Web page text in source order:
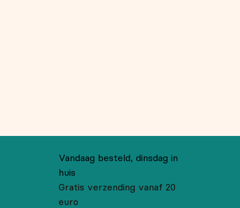
Vandaag besteld, dinsdag in
huis
Gratis verzending vanaf 20
euro